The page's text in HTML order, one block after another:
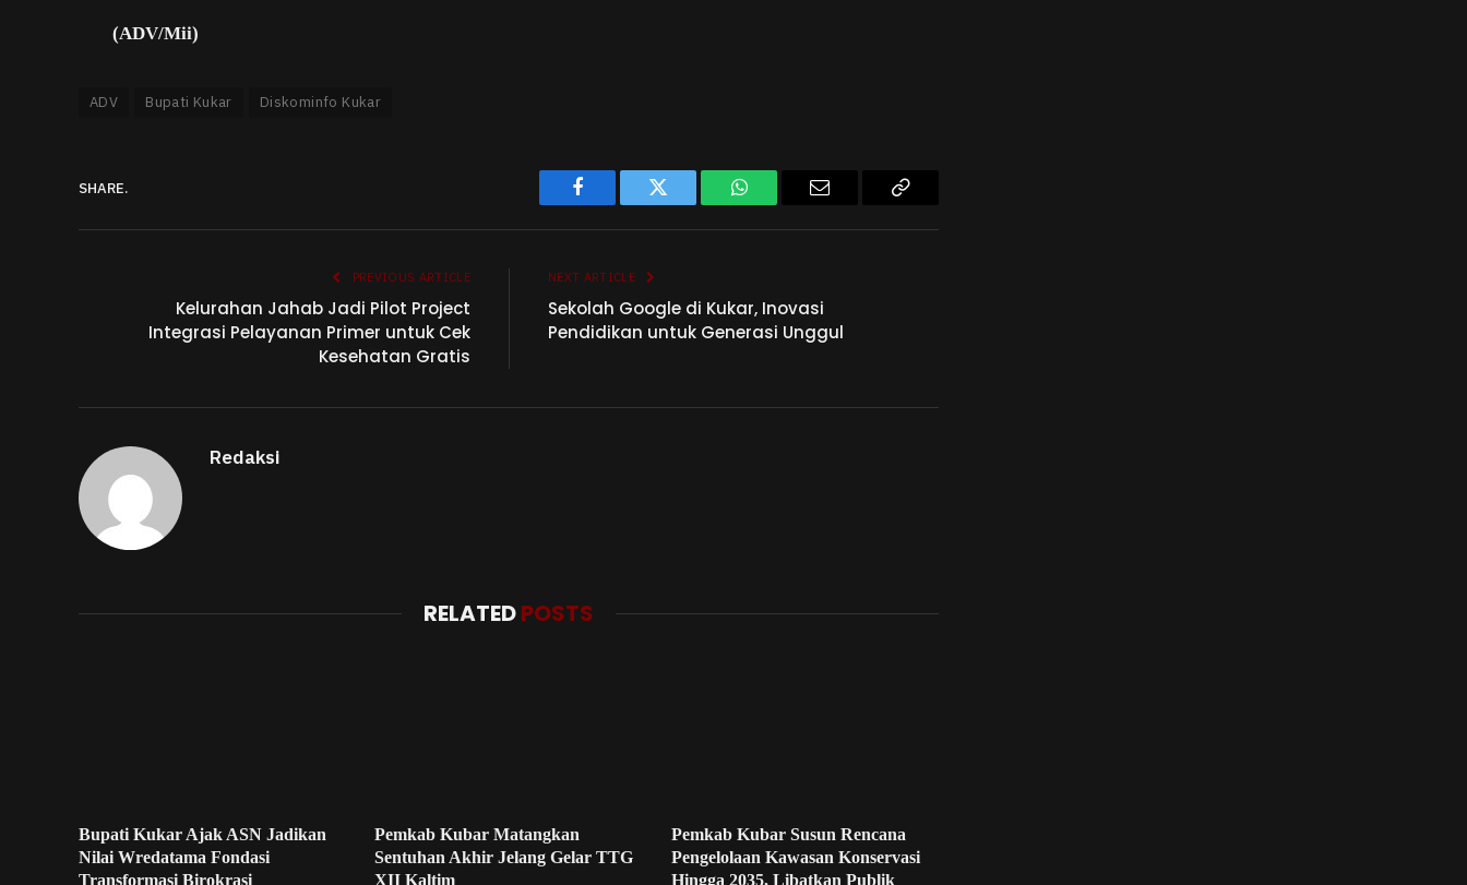
(ADV/Mii)
ADV Bupati Kukar Diskominfo Kukar
SHARE.
Facebook Twitter WhatsApp
PREVIOUS ARTICLE
Kelurahan Jahab Jadi Pilot Project
Integrasi Pelayanan Primer untuk Cek
Kesehatan Gratis
NEXT ARTICLE
Sekolah Google di Kukar, Inovasi
Pendidikan untuk Generasi Unggul
Redaksi
RELATEDPOSTS
Bupati Kukar Ajak ASN Jadikan
Nilai Wredatama Fondasi
Transformasi Birokrasi
Pemkab Kubar Matangkan
Sentuhan Akhir Jelang Gelar TTG
XII Kaltim
Pemkab Kubar Susun Rencana
Pengelolaan Kawasan Konservasi
Hingga 2035, Libatkan Publik